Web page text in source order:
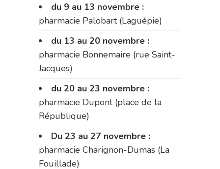
du 9 au 13 novembre :
pharmacie Palobart (Laguépie)
du 13 au 20 novembre :
pharmacie Bonnemaire (rue Saint-
Jacques)
du 20 au 23 novembre :
pharmacie Dupont (place de la
République)
Du 23 au 27 novembre :
pharmacie Charignon-Dumas (La
Fouillade)